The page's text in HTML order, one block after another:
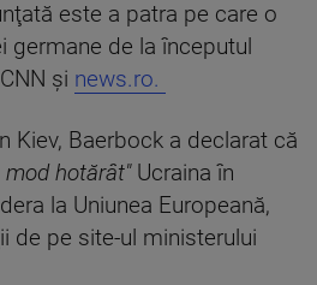
este a patra pe care o
de la începutul
și news.ro.
Kiev, Baerbock a declarat că
mod hotărât" Ucraina în
la Uniunea Europeană,
de pe site-ul ministerului